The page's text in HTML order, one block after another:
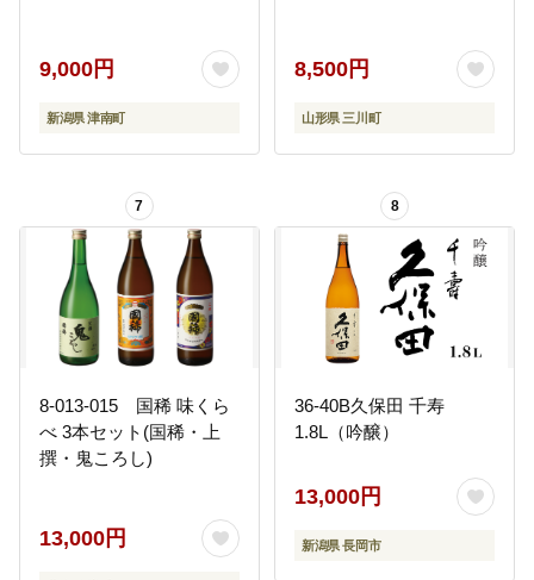
9,000円
新潟県 津南町
8,500円
山形県 三川町
7
8-013-015 国稀 味くら
べ 3本セット(国稀・上
撰・鬼ころし)
13,000円
8
36-40B久保田 千寿
1.8L（吟醸）
13,000円
新潟県 長岡市